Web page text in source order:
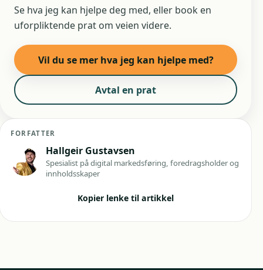
Se hva jeg kan hjelpe deg med, eller book en
uforpliktende prat om veien videre.
Vil du se mer hva jeg kan hjelpe med?
Avtal en prat
FORFATTER
Hallgeir Gustavsen
Spesialist på digital markedsføring, foredragsholder og
innholdsskaper
Kopier lenke til artikkel